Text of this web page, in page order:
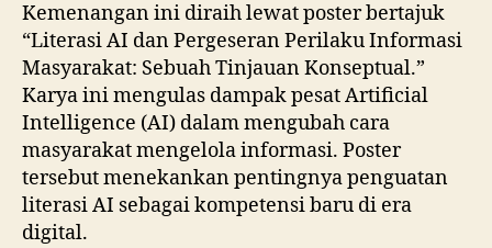
Kemenangan ini diraih lewat poster bertajuk
“Literasi AI dan Pergeseran Perilaku Informasi
Masyarakat: Sebuah Tinjauan Konseptual.”
Karya ini mengulas dampak pesat Artificial
Intelligence (AI) dalam mengubah cara
masyarakat mengelola informasi. Poster
tersebut menekankan pentingnya penguatan
literasi AI sebagai kompetensi baru di era
digital.